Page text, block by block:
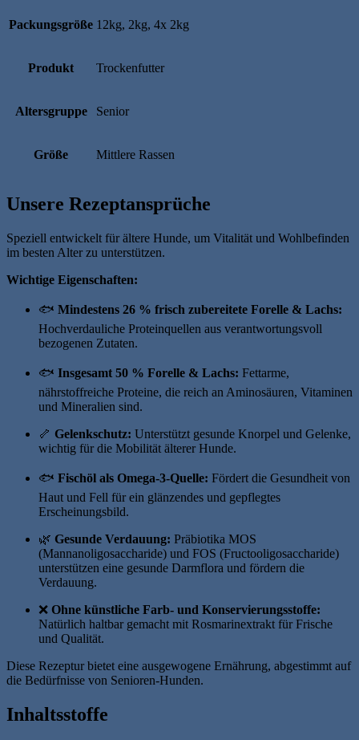
Packungsgröße 12kg, 2kg, 4x 2kg
Produkt Trockenfutter
Altersgruppe Senior
Größe Mittlere Rassen
Unsere Rezeptansprüche
Speziell entwickelt für ältere Hunde, um Vitalität und Wohlbefinden
im besten Alter zu unterstützen.
Wichtige Eigenschaften:
🐟 Mindestens 26 % frisch zubereitete Forelle & Lachs:
Hochverdauliche Proteinquellen aus verantwortungsvoll
bezogenen Zutaten.
🐟 Insgesamt 50 % Forelle & Lachs: Fettarme,
nährstoffreiche Proteine, die reich an Aminosäuren, Vitaminen
und Mineralien sind.
🦴 Gelenkschutz: Unterstützt gesunde Knorpel und Gelenke,
wichtig für die Mobilität älterer Hunde.
🐟 Fischöl als Omega-3-Quelle: Fördert die Gesundheit von
Haut und Fell für ein glänzendes und gepflegtes
Erscheinungsbild.
🌿 Gesunde Verdauung: Präbiotika MOS
(Mannanoligosaccharide) und FOS (Fructooligosaccharide)
unterstützen eine gesunde Darmflora und fördern die
Verdauung.
❌ Ohne künstliche Farb- und Konservierungsstoffe:
Natürlich haltbar gemacht mit Rosmarinextrakt für Frische
und Qualität.
Diese Rezeptur bietet eine ausgewogene Ernährung, abgestimmt auf
die Bedürfnisse von Senioren-Hunden.
Inhaltsstoffe